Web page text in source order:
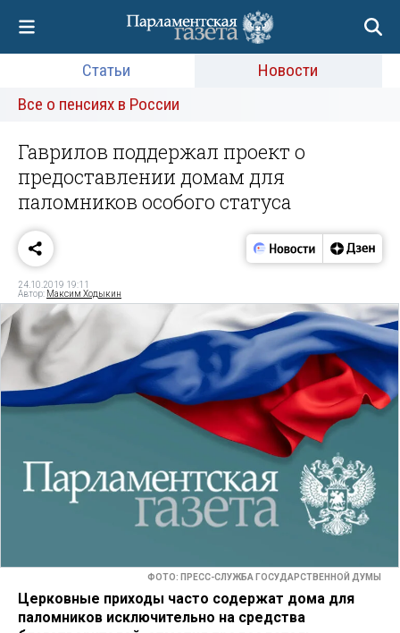
Статьи
Новости
Все о пенсиях в России
Гаврилов поддержал проект о
предоставлении домам для
паломников особого статуса
24.10.2019 19:11
Автор: Максим Ходыкин
ФОТО: ПРЕСС-СЛУЖБА ГОСУДАРСТВЕННОЙ ДУМЫ
Церковные приходы часто содержат дома для
паломников исключительно на средства